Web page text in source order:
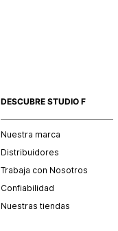
DESCUBRE STUDIO F
Nuestra marca
Distribuidores
Trabaja con Nosotros
Confiabilidad
Nuestras tiendas